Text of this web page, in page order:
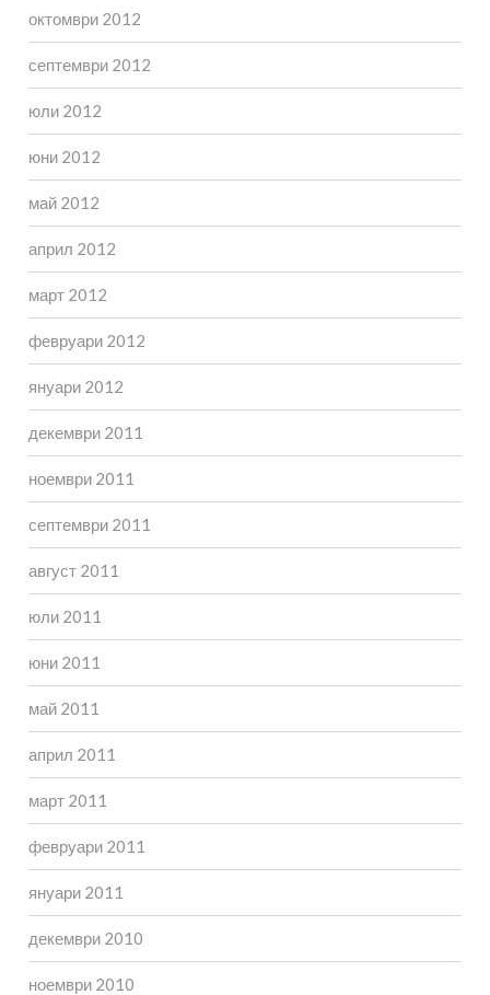
октомври 2012
септември 2012
юли 2012
юни 2012
май 2012
април 2012
март 2012
февруари 2012
януари 2012
декември 2011
ноември 2011
септември 2011
август 2011
юли 2011
юни 2011
май 2011
април 2011
март 2011
февруари 2011
януари 2011
декември 2010
ноември 2010